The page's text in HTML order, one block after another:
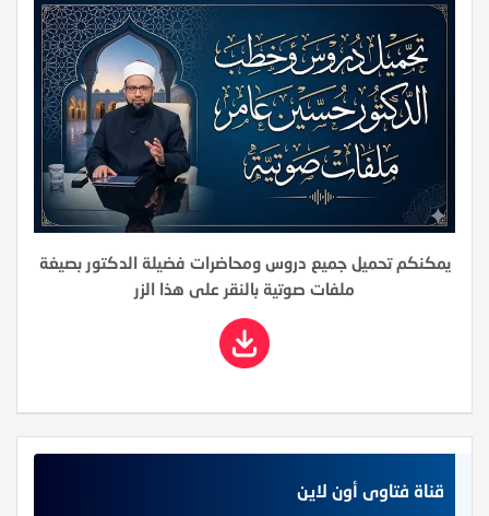
يمكنكم تحميل جميع دروس ومحاضرات فضيلة الدكتور بصيغة
ملفات صوتية بالنقر على هذا الزر
قناة فتاوى أون لاين